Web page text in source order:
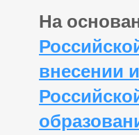
На
внесении